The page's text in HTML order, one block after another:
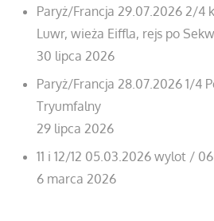
Paryż/Francja 29.07.2026 2/4
Luwr, wieża Eiffla, rejs po
30 lipca 2026
Paryż/Francja 28.07.2026 1/4
Tryumfalny
29 lipca 2026
11 i 12/12 05.03.2026 wylot /
6 marca 2026